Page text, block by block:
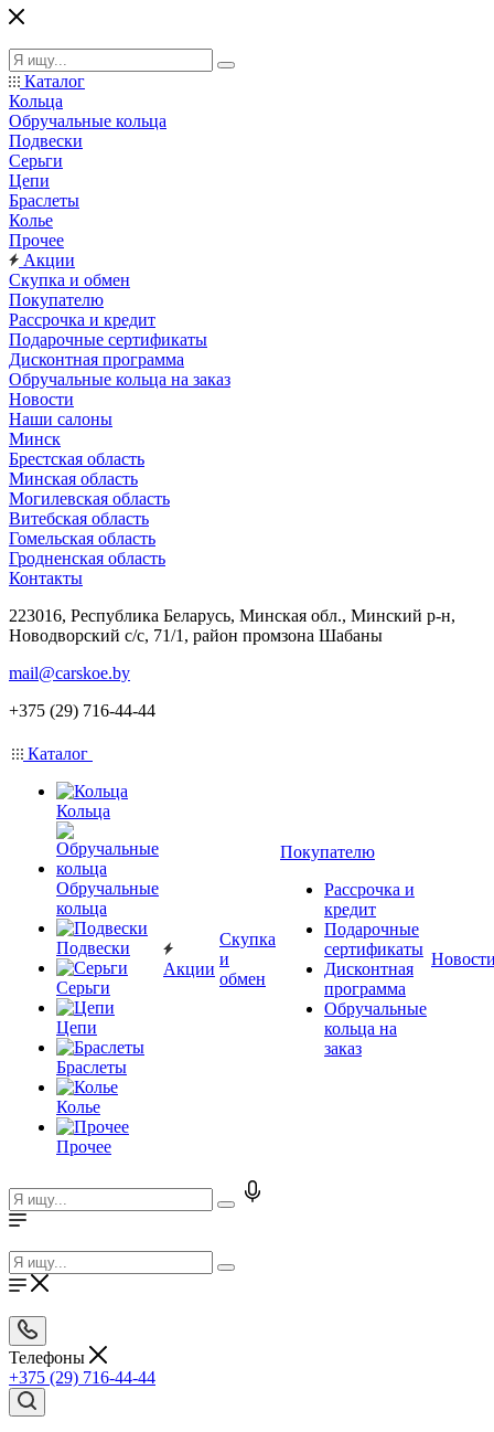
Каталог
Кольца
Обручальные кольца
Подвески
Серьги
Цепи
Браслеты
Колье
Прочее
Акции
Скупка и обмен
Покупателю
Рассрочка и кредит
Подарочные сертификаты
Дисконтная программа
Обручальные кольца на заказ
Новости
Наши салоны
Минск
Брестская область
Минская область
Могилевская область
Витебская область
Гомельская область
Гродненская область
Контакты
223016, Республика Беларусь, Минская обл., Минский р-н,
Новодворский с/с, 71/1, район промзона Шабаны
mail@carskoe.by
+375 (29) 716-44-44
Каталог
Кольца
Обручальные
кольца
Подвески
Серьги
Цепи
Браслеты
Колье
Прочее
Акции
Скупка
и
обмен
Покупателю
Рассрочка и
кредит
Подарочные
сертификаты
Дисконтная
программа
Обручальные
кольца на
заказ
Телефоны
+375 (29) 716-44-44